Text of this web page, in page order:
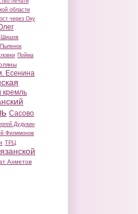
области
через Оку
Шишов
Пойма
Есенина
кремль
Сасово
Дудукин
Филимонов
ТРЦ
Ахметов